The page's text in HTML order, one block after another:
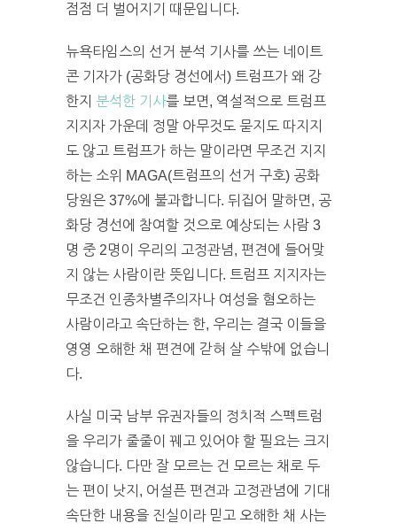
점점 더 벌어지기 때문입니다.
뉴욕타임스의 선거 분석 기사를 쓰는 네이트
콘 기자가 (공화당 경선에서) 트럼프가 왜 강
한지 분석한 기사를 보면, 역설적으로 트럼프
지지자 가운데 정말 아무것도 묻지도 따지지
도 않고 트럼프가 하는 말이라면 무조건 지지
하는 소위 MAGA(트럼프의 선거 구호) 공화
당원은 37%에 불과합니다. 뒤집어 말하면, 공
화당 경선에 참여할 것으로 예상되는 사람 3
명 중 2명이 우리의 고정관념, 편견에 들어맞
지 않는 사람이란 뜻입니다. 트럼프 지지자는
무조건 인종차별주의자나 여성을 혐오하는
사람이라고 속단하는 한, 우리는 결국 이들을
영영 오해한 채 편견에 갇혀 살 수밖에 없습니
다.
사실 미국 남부 유권자들의 정치적 스펙트럼
을 우리가 줄줄이 꿰고 있어야 할 필요는 크지
않습니다. 다만 잘 모르는 건 모르는 채로 두
는 편이 낫지, 어설픈 편견과 고정관념에 기대
속단한 내용을 진실이라 믿고 오해한 채 사는